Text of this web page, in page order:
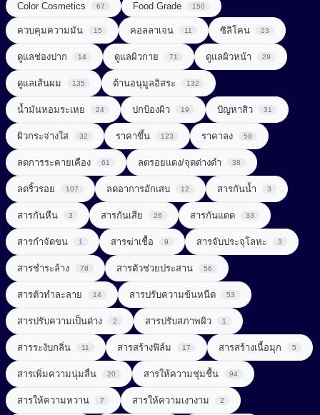
สารก่อเจล (Gelling Agent)
สารกันเสีย (Preservative)
สารกันแดด (Sunscreen)
Chemical Sunscreen
Physical Sunscreen
Sunscreening Agents
UV Light Stabilizer
UVA + UVB Filter
สารกำจัดขน (Depilatory Agent)
สารขัดถู (Abrasive Agent)
สารฆ่าเชื้อ (Disinfectant)
สารจัดแต่งทรงผม (Styling Agent)
สารจับประจุโลหะ (Chelating Agent)
สารช่วยผลัดเซลล์ผิว (Exfoliating Agent)
สารช่วยเพิ่มความคงตัว (Consistency Factors)
สารช่วยให้ผิวกระชับ (Firming Agent)
สารช่วยให้ผิวผ่อนคลาย (Soothing Agent)
สารทำความสะอาด (Surfactant)
Amino Acid Surfactant
สารทำละลาย (Solvent)
ลดการอักเสบ (Anti Inflammatory)
วิตามินซีจากธรรมชาติ (Natural Vitamin C)
วิตามินและแร่ธาตุ (Vitamins & Minerals)
สารควบคุมความเป็นกรด-ด่าง (Buffering Agent)
สารต้านอนุมูลอิสระ (Anti-oxidant)
สารทำให้เกิดเจล (Gelling Agent)
สารที่ช่วยในการลดน้ำหนัก (Weight Loss Aid)
สารปรุงแต่งรส (Flavor Enhancer)
สารสกัดจากพืช
สารสกัดจากสมุนไพร (Herbal extract)
สารออกฤทธิ์ (Active)
สารเสริมโปรตีน (Protein Enhancer)
สารแต่งสี (Coloring)
สารให้ความหวาน (Sweetener)
Color Cosmetics 67 Food Grade 150
ควบคุมความมัน 15 คอลลาเจน 11 ซิลิโคน 23
ดูแลช่องปาก 14 ดูแลผิวกาย 71 ดูแลผิวหน้า 29
ดูแลเส้นผม 135 ต้านอนุมูลอิสระ 132
น้ำมันหอมระเหย 24 ปกป้องผิว 19 ปัญหาสิว 31
ผิวกระจ่างใส 32 ราคาขึ้น 123 ราคาลง 58
ลดการระคายเคือง 61 ลดรอยแดง/จุดด่างดำ 38
ลดริ้วรอย 107 ลดอาการอักเสบ 12 สารกันน้ำ 3
สารกันหืน 3 สารกันเสีย 26 สารกันแดด 33
สารกำจัดขน 1 สารฆ่าเชื้อ 9 สารจับประจุโลหะ 3
สารชำระล้าง 78 สารตัวช่วยประสาน 56
สารตัวทำละลาย 14 สารปรับความข้นหนืด 53
สารปรับความเป็นด่าง 2 สารปรับสภาพผิว 1
สารระงับกลิ่น 11 สารสร้างฟิล์ม 17 สารสร้างเนื้อมุก 5
สารเพิ่มความนุ่มลื่น 20 สารให้ความชุ่มชื้น 94
สารให้ความหวาน 7 สารให้ความเงางาม 2